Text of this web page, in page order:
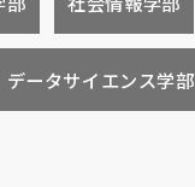
データサイエンス学部